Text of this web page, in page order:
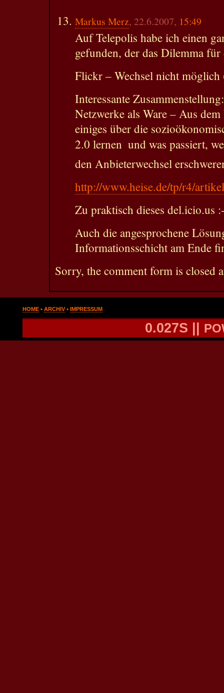
Markus Merz, 22.6.2007, 15:49
Auf Telepolis habe ich einen
gefunden, der das Dilemma
Flickr – Wechsel nicht möglich
Interessante
Netzwerke als Ware – Aus
einiges über die
2.0 lernen  und was passiert,
den Anbieterwechsel
http://www.heise.de/tp/r4/
Zu praktisch dieses del.icio.us
Auch die angesprochene
Informationsschicht am Ende
Sorry, the comment form is closed
HOME • ARCHIV• IMPRESSUM
0.027S ||